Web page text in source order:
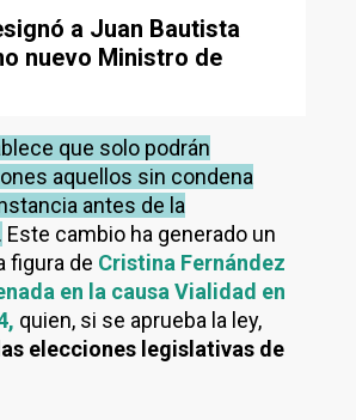
a Juan Bautista
nuevo Ministro de
que solo podrán
aquellos sin condena
antes de la
Este cambio ha generado un
figura de Cristina Fernández
en la causa Vialidad en
quien, si se aprueba la ley,
elecciones legislativas de